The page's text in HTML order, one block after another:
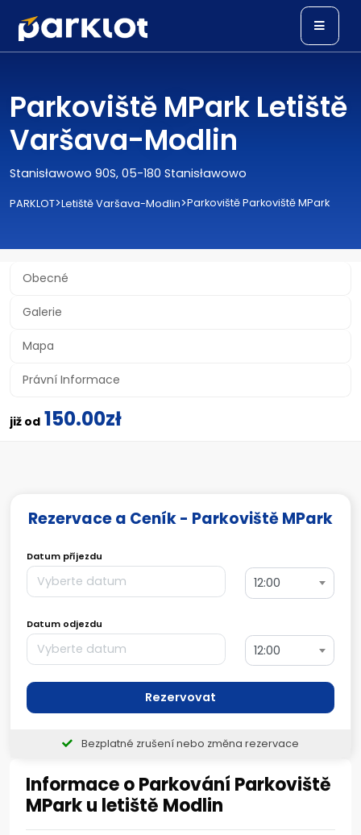
Parkoviště MPark Letiště
Varšava-Modlin
Stanisławowo 90S, 05-180 Stanisławowo
PARKLOT>Letiště Varšava-Modlin>Parkoviště Parkoviště MPark
Obecné
Galerie
Mapa
Právní Informace
již od 150.00zł
Informace o Parkování Parkoviště
MPark u letiště Modlin
Rezervace a Ceník - Parkoviště MPark
Datum příjezdu
12:00
Datum odjezdu
12:00
Rezervovat
Bezplatné zrušení nebo změna rezervace